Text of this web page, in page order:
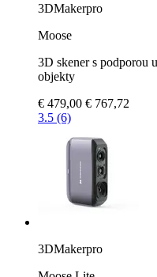
3DMakerpro
Moose
3D skener s podporou
objekty
€ 479,00 € 767,72
3.5 (6)
3DMakerpro